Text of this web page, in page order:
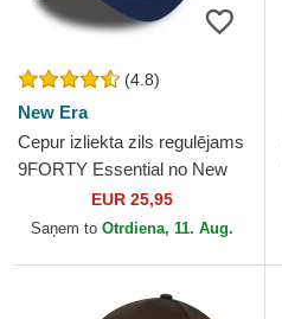
(4.8)
New Era
Cepur izliekta zils regulējams
9FORTY Essential no New
York Yankees MLB no New
Era
EUR 25,95
Saņem to Otrdiena, 11. Aug.